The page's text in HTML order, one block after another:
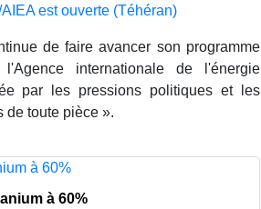
est ouverte (Téhéran)
de faire avancer son programme
internationale de l'énergie
par les pressions politiques et les
de toute pièce ».
à 60%